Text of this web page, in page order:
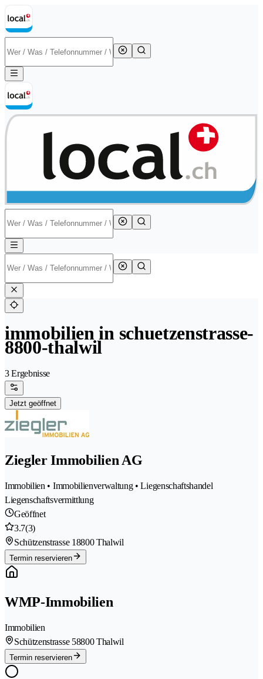
immobilien in schuetzenstrasse-
8800-thalwil
3 Ergebnisse
Jetzt geöffnet
Ziegler Immobilien AG
Immobilien • Immobilienverwaltung • Liegenschaftshandel
Liegenschaftsvermittlung
Geöffnet
3.7(3)
Schützenstrasse 18800 Thalwil
Termin reservieren
WMP-Immobilien
Immobilien
Schützenstrasse 58800 Thalwil
Termin reservieren